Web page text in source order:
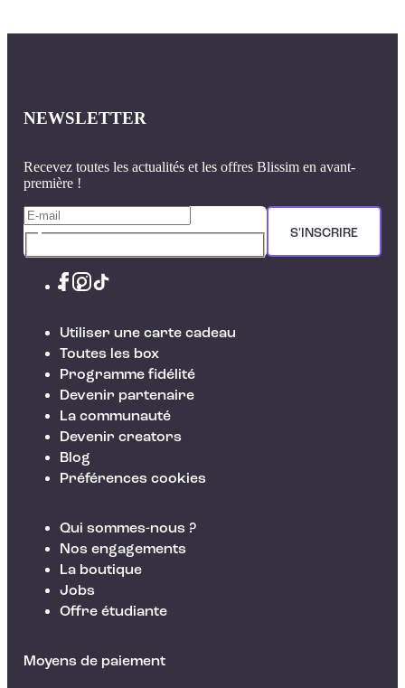
NEWSLETTER
Recevez toutes les actualités et les offres Blissim en avant-
première !
S'INSCRIRE
Utiliser une carte cadeau
Toutes les box
Programme fidélité
Devenir partenaire
La communauté
Devenir creators
Blog
Préférences cookies
Qui sommes-nous ?
Nos engagements
La boutique
Jobs
Offre étudiante
Moyens de paiement